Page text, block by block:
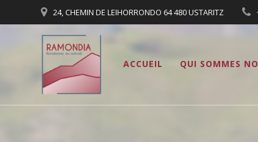
au
24, CHEMIN DE LEIHORRONDO 64 480 USTARITZ
ACCUEIL QUI SOMMES